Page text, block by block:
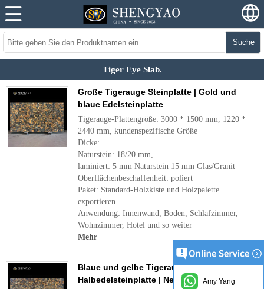
Suche
Tiger Eye Slab.
Große Tigerauge Steinplatte | Gold und
blaue Edelsteinplatte
Tigerauge-Plattengröße: 3000 * 1500 mm, 1220 *
2440 mm, kundenspezifische Größe
Dicke:
Naturstein: 18/20 mm,
laminiert: 5 mm Naturstein 15 mm Glas/Granit
Oberflächenbeschaffenheit: poliert
Paket: Standard-Holzkiste und Holzpalette
exportieren
Anwendung: Innenwand, Boden, Schlafzimmer,
Wohnzimmer, Hotel und so weiter
Mehr
Blaue und gelbe Tigerauge-
Halbedelsteinplatte | Neupreis Amy Yang